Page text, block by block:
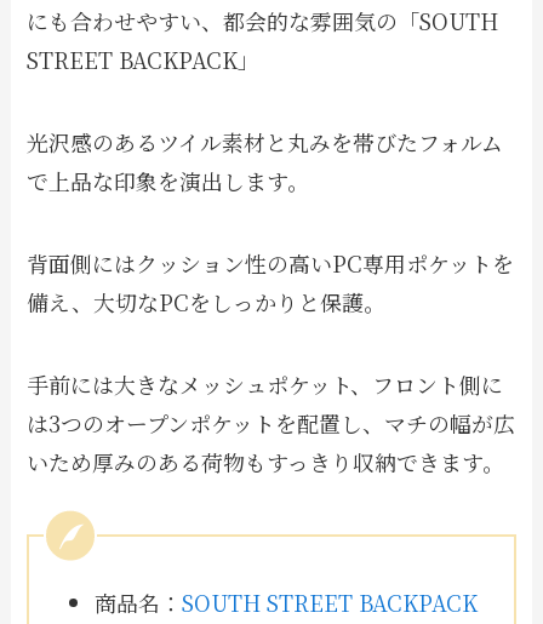
にも合わせやすい、都会的な雰囲気の「SOUTH
STREET BACKPACK」
光沢感のあるツイル素材と丸みを帯びたフォルム
で上品な印象を演出します。
背面側にはクッション性の高いPC専用ポケットを
備え、大切なPCをしっかりと保護。
手前には大きなメッシュポケット、フロント側に
は3つのオープンポケットを配置し、マチの幅が広
いため厚みのある荷物もすっきり収納できます。
商品名：SOUTH STREET BACKPACK